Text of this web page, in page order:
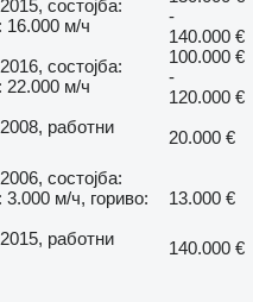
состојба:
16.000 м/ч
-
140.000 €
состојба:
22.000 м/ч
100.000 €
-
120.000 €
работни
20.000 €
состојба:
м/ч, гориво:
13.000 €
работни
140.000 €